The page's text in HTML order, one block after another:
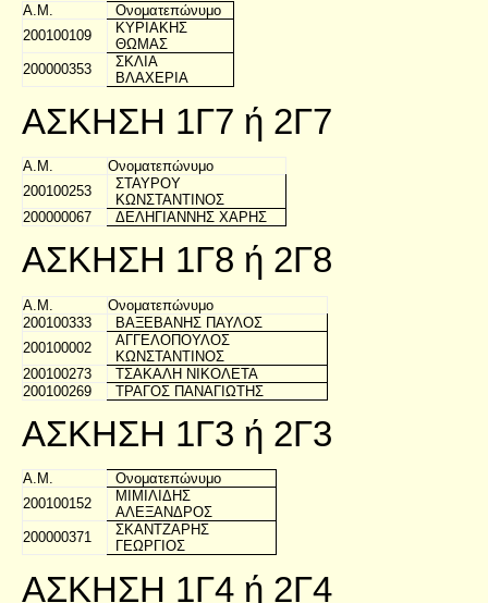
Α.Μ.
Ονοματεπώνυμο
200100109
ΚΥΡΙΑΚΗΣ
ΘΩΜΑΣ
200000353
ΣΚΛΙΑ
ΒΛΑΧΕΡΙΑ
ΑΣΚΗΣΗ 1Γ7 ή 2Γ7
Α.Μ.
Ονοματεπώνυμο
200100253
ΣΤΑΥΡΟΥ
ΚΩΝΣΤΑΝΤΙΝΟΣ
200000067
ΔΕΛΗΓΙΑΝΝΗΣ ΧΑΡΗΣ
ΑΣΚΗΣΗ 1Γ8 ή 2Γ8
Α.Μ.
Ονοματεπώνυμο
200100333
ΒΑΞΕΒΑΝΗΣ ΠΑΥΛΟΣ
200100002
ΑΓΓΕΛΟΠΟΥΛΟΣ
ΚΩΝΣΤΑΝΤΙΝΟΣ
200100273
ΤΣΑΚΑΛΗ ΝΙΚΟΛΕΤΑ
200100269
ΤΡΑΓΟΣ ΠΑΝΑΓΙΩΤΗΣ
ΑΣΚΗΣΗ 1Γ3 ή 2Γ3
Α.Μ.
Ονοματεπώνυμο
200100152
ΜΙΜΙΛΙΔΗΣ
ΑΛΕΞΑΝΔΡΟΣ
200000371
ΣΚΑΝΤΖΑΡΗΣ
ΓΕΩΡΓΙΟΣ
ΑΣΚΗΣΗ 1Γ4 ή 2Γ4